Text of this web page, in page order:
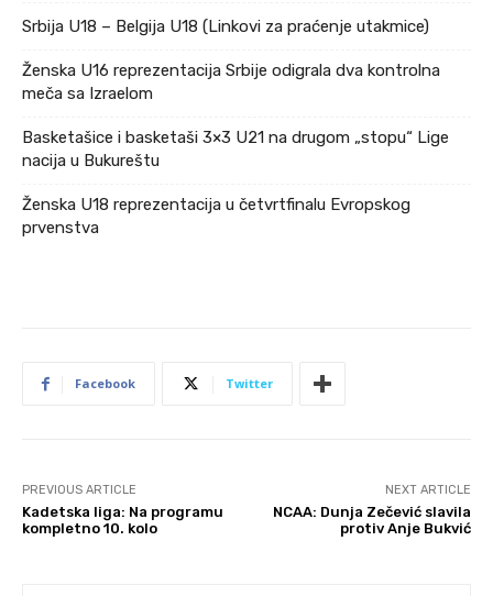
Srbija U18 – Belgija U18 (Linkovi za praćenje utakmice)
Ženska U16 reprezentacija Srbije odigrala dva kontrolna
meča sa Izraelom
Basketašice i basketaši 3×3 U21 na drugom „stopu“ Lige
nacija u Bukureštu
Ženska U18 reprezentacija u četvrtfinalu Evropskog
prvenstva
Facebook Twitter
PREVIOUS ARTICLE
Kadetska liga: Na programu
kompletno 10. kolo
NEXT ARTICLE
NCAA: Dunja Zečević slavila
protiv Anje Bukvić